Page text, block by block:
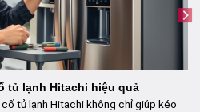
tủ lạnh Hitachi hiệu quả
tủ lạnh Hitachi không chỉ giúp kéo